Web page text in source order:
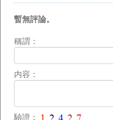
暫無評論。
稱謂：
内容：
驗證：